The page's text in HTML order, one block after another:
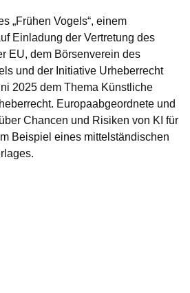
„Frühen Vogels“, einem
Einladung der Vertretung des
EU, dem Börsenverein des
und der Initiative Urheberrecht
2025 dem Thema Künstliche
Europaabgeordnete und
Chancen und Risiken von KI für
Beispiel eines mittelständischen